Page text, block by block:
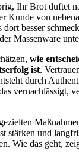
Ihr Brot duftet
Kunde von
besser
Massenware
wie
ist.
durch
vernachlässigt,
stärken und
Wie das geht,